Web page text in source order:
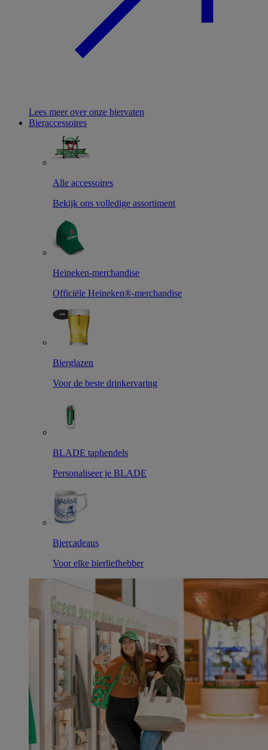
Lees meer over onze biervaten
Bieraccessoires
Alle accessoires
Bekijk ons volledige assortiment
Heineken-merchandise
Officiële Heineken®-merchandise
Bierglazen
Voor de beste drinkervaring
BLADE taphendels
Personaliseer je BLADE
Biercadeaus
Voor elke bierliefhebber